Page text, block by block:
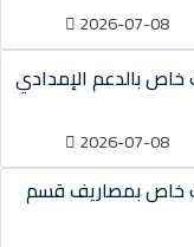
2026-07-08
بالدعم الإمدادي
2026-07-08
خاص بمصاريف قسم